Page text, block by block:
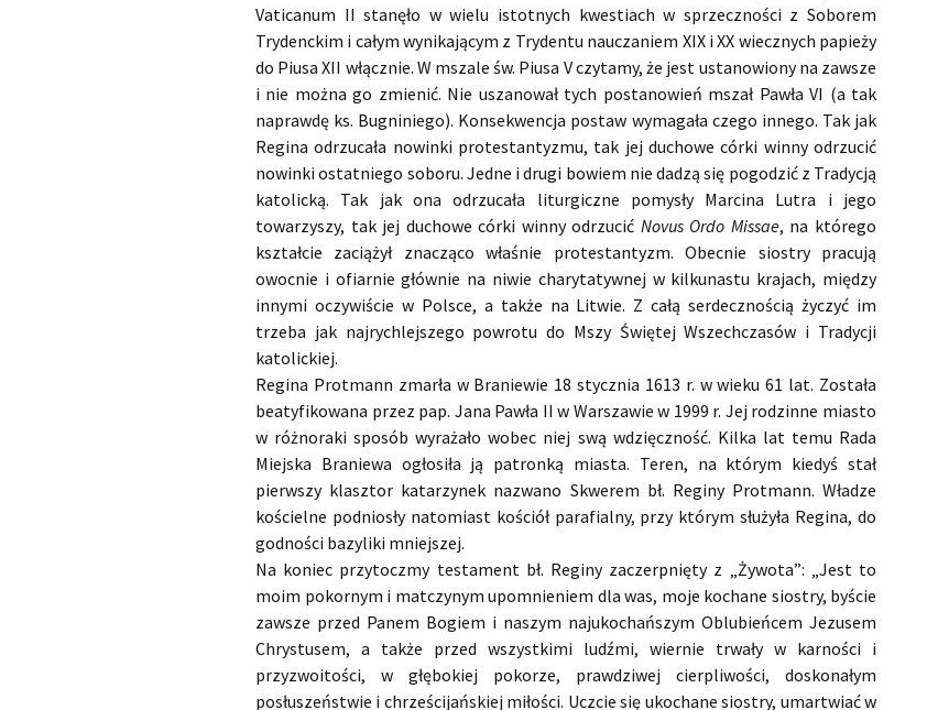
Vaticanum II stanęło w wielu istotnych kwestiach w sprzeczności z Soborem
Trydenckim i całym wynikającym z Trydentu nauczaniem XIX i XX wiecznych papieży
do Piusa XII włącznie. W mszale św. Piusa V czytamy, że jest ustanowiony na zawsze
i nie można go zmienić. Nie uszanował tych postanowień mszał Pawła VI (a tak
naprawdę ks. Bugniniego). Konsekwencja postaw wymagała czego innego. Tak jak
Regina odrzucała nowinki protestantyzmu, tak jej duchowe córki winny odrzucić
nowinki ostatniego soboru. Jedne i drugi bowiem nie dadzą się pogodzić z Tradycją
katolicką. Tak jak ona odrzucała liturgiczne pomysły Marcina Lutra i jego
towarzyszy, tak jej duchowe córki winny odrzucić Novus Ordo Missae, na którego
kształcie zaciążył znacząco właśnie protestantyzm. Obecnie siostry pracują
owocnie i ofiarnie głównie na niwie charytatywnej w kilkunastu krajach, między
innymi oczywiście w Polsce, a także na Litwie. Z całą serdecznością życzyć im
trzeba jak najrychlejszego powrotu do Mszy Świętej Wszechczasów i Tradycji
katolickiej.
Regina Protmann zmarła w Braniewie 18 stycznia 1613 r. w wieku 61 lat. Została
beatyfikowana przez pap. Jana Pawła II w Warszawie w 1999 r. Jej rodzinne miasto
w różnoraki sposób wyrażało wobec niej swą wdzięczność. Kilka lat temu Rada
Miejska Braniewa ogłosiła ją patronką miasta. Teren, na którym kiedyś stał
pierwszy klasztor katarzynek nazwano Skwerem bł. Reginy Protmann. Władze
kościelne podniosły natomiast kościół parafialny, przy którym służyła Regina, do
godności bazyliki mniejszej.
Na koniec przytoczmy testament bł. Reginy zaczerpnięty z „Żywota”: „Jest to
moim pokornym i matczynym upomnieniem dla was, moje kochane siostry, byście
zawsze przed Panem Bogiem i naszym najukochańszym Oblubieńcem Jezusem
Chrystusem, a także przed wszystkimi ludźmi, wiernie trwały w karności i
przyzwoitości, w głębokiej pokorze, prawdziwej cierpliwości, doskonałym
posłuszeństwie i chrześcijańskiej miłości. Uczcie się ukochane siostry, umartwiać w